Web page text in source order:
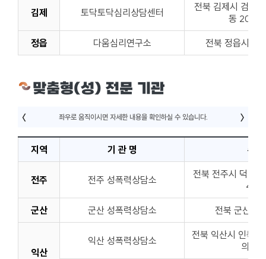
김제 토닥토닥심리상담센터
전북 김제시 검산
동 205,
정읍 다움심리연구소 전북 정읍시 충
맞춤형(성) 전문 기관
지역 기 관 명 주 소
전주 전주 성폭력상담소
전북 전주시 덕진
401
군산 군산 성폭력상담소 전북 군산시
익산
익산 성폭력상담소
전북 익산시 인북
의소